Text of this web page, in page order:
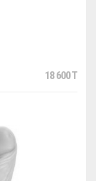
18 600 T